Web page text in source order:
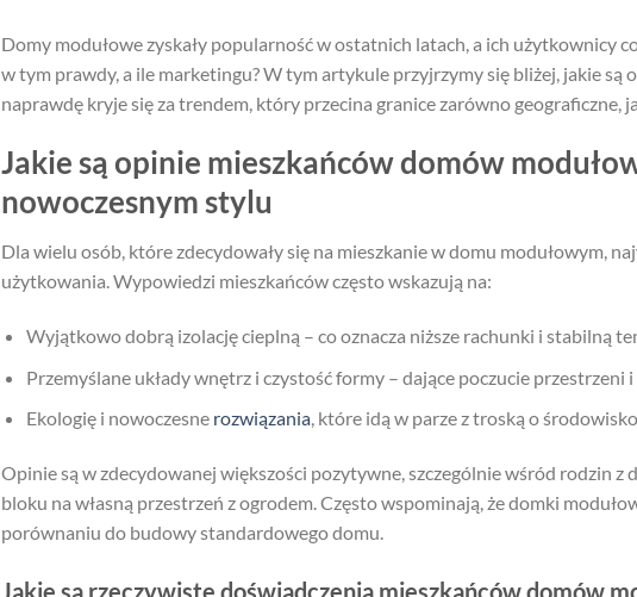
Domy modułowe zyskały popularność w ostatnich latach, a ich użytkownicy
w tym prawdy, a ile marketingu? W tym artykule przyjrzymy się bliżej, jakie są
naprawdę kryje się za trendem, który przecina granice zarówno geograficzne,
Jakie są opinie mieszkańców domów
nowoczesnym stylu
Dla wielu osób, które zdecydowały się na mieszkanie w domu modułowym,
użytkowania. Wypowiedzi mieszkańców często wskazują na:
Wyjątkowo dobrą izolację cieplną – co oznacza niższe rachunki i stabilną
Przemyślane układy wnętrz i czystość formy – dające poczucie przestrzeni
Ekologię i nowoczesne rozwiązania, które idą w parze z troską o środowisko
Opinie są w zdecydowanej większości pozytywne, szczególnie wśród rodzin z
bloku na własną przestrzeń z ogrodem. Często wspominają, że domki
porównaniu do budowy standardowego domu.
Jakie są rzeczywiste doświadczenia mieszkańców domów